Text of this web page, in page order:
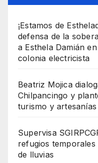
¡Estamos de
defensa de la
a Esthela Damián
colonia electricista
Beatriz Mojica
Chilpancingo y
turismo y artesanías
Supervisa
refugios
de lluvias